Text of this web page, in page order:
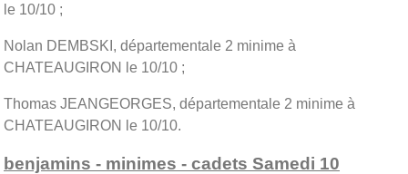
le 10/10 ;
Nolan DEMBSKI, départementale 2 minime à
CHATEAUGIRON le 10/10 ;
Thomas JEANGEORGES, départementale 2 minime à
CHATEAUGIRON le 10/10.
benjamins - minimes - cadets Samedi 10